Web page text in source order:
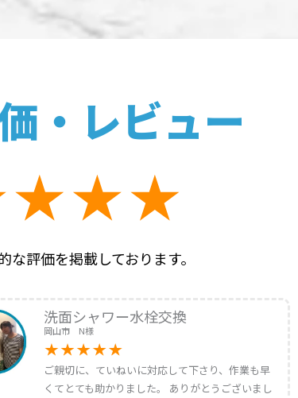
・レビュー
な評価を掲載しております。
洗面シャワー水栓交換
岡山市 N様
ご親切に、ていねいに対応して下さり、作業も早
くてとても助かりました。 ありがとうございまし